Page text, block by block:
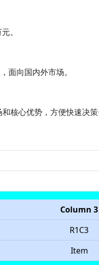
。
面向国内外市场。
核心优势，方便快速决
Column 3
R1C3
Item